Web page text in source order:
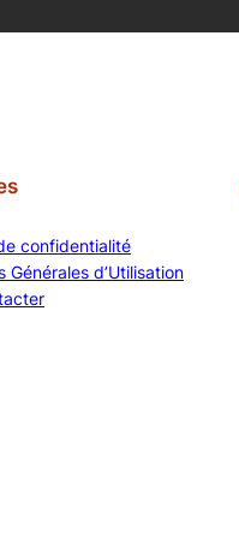
confidentialité
Générales d’Utilisation